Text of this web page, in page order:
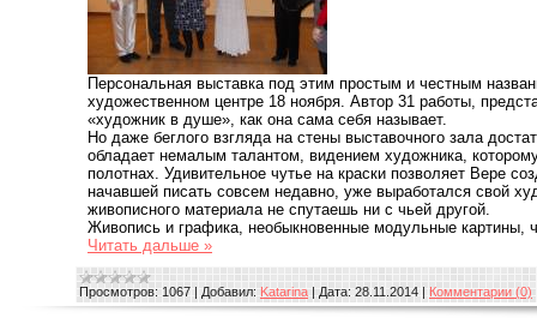
Персональная выставка под этим простым и честным
художественном центре 18 ноября. Автор 31 работы,
«художник в душе», как она сама себя называет.
Но даже беглого взгляда на стены выставочного зала
обладает немалым талантом, видением художника,
полотнах. Удивительное чутье на краски позволяет Вере
начавшей писать совсем недавно, уже выработался свой
живописного материала не спутаешь ни с чьей другой.
Живопись и графика, необыкновенные модульные
Читать дальше »
Просмотров: 1067 | Добавил: Katarina | Дата: 28.11.2014 | Комментарии (0)